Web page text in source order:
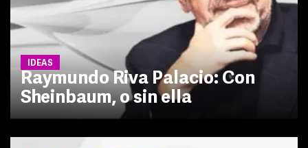
IDEAS
Raymundo Riva Palacio: Con
Sheinbaum, o sin ella